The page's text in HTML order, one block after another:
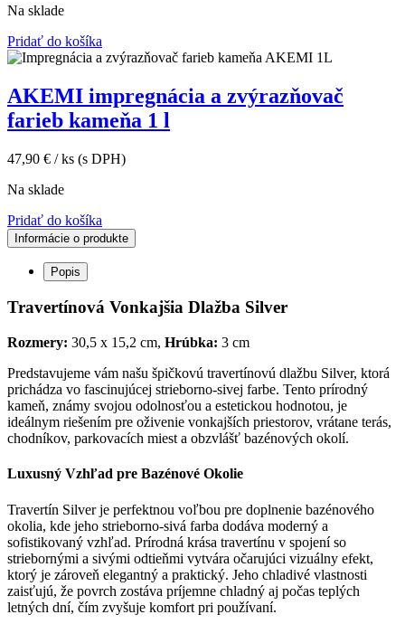
Na sklade
Pridať do košíka
AKEMI impregnácia a zvýrazňovač
farieb kameňa 1 l
47,90 € / ks (s DPH)
Na sklade
Pridať do košíka
Informácie o produkte
Popis
Travertínová Vonkajšia Dlažba Silver
Rozmery: 30,5 x 15,2 cm, Hrúbka: 3 cm
Predstavujeme vám našu špičkovú travertínovú dlažbu Silver, ktorá
prichádza vo fascinujúcej strieborno-sivej farbe. Tento prírodný
kameň, známy svojou odolnosťou a estetickou hodnotou, je
ideálnym riešením pre oživenie vonkajších priestorov, vrátane terás,
chodníkov, parkovacích miest a obzvlášť bazénových okolí.
Luxusný Vzhľad pre Bazénové Okolie
Travertín Silver je perfektnou voľbou pre doplnenie bazénového
okolia, kde jeho strieborno-sivá farba dodáva moderný a
sofistikovaný vzhľad. Prírodná krása travertínu v spojení so
striebornými a sivými odtieňmi vytvára očarujúci vizuálny efekt,
ktorý je zároveň elegantný a praktický. Jeho chladivé vlastnosti
zaisťujú, že povrch zostáva príjemne chladný aj počas teplých
letných dní, čím zvyšuje komfort pri používaní.